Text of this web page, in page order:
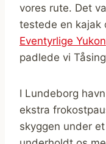
vores rute. Det
testede en kajak
Eventyrlige Yukon
padlede vi
I Lundeborg
ekstra
skyggen under